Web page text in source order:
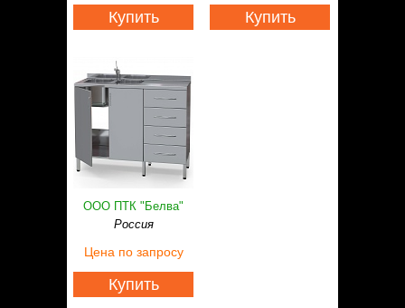
Купить Купить
ООО ПТК "Белва"
Россия
Цена по запросу
Купить